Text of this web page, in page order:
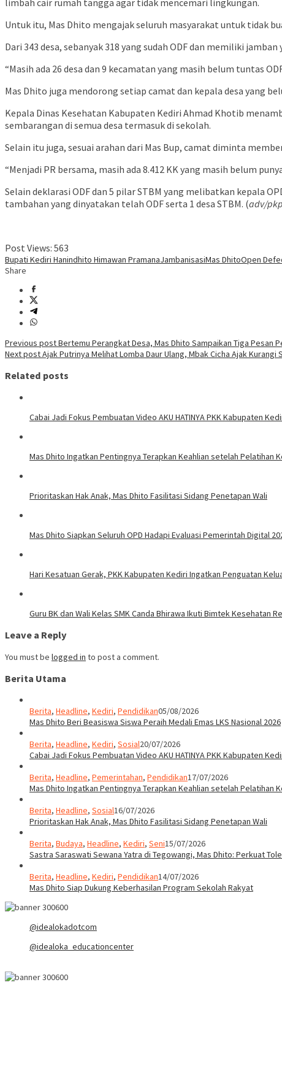
limbah cair rumah tangga agar tidak mencemari lingkungan.
Untuk itu, Mas Dhito mengajak seluruh masyarakat untuk tidak
Dari 343 desa, sebanyak 318 yang sudah ODF dan memiliki
“Masih ada 26 desa dan 9 kecamatan yang masih belum tuntas
Mas Dhito juga mendorong setiap camat dan kepala desa yang
Kepala Dinas Kesehatan Kabupaten Kediri Ahmad Khotib
sembarangan di semua desa termasuk di sekolah.
Selain itu juga, sesuai arahan dari Mas Bup, camat diminta
“Menjadi PR bersama, masih ada 8.412 KK yang masih belum
Selain deklarasi ODF dan 5 pilar STBM yang melibatkan kepala
tambahan yang dinyatakan telah ODF serta 1 desa STBM. (adv/pkp
Post Views: 563
Bupati Kediri Hanindhito Himawan PramanaJambanisasiMas DhitoOpen
Share
Post
navigation
Previous postBertemu Perangkat Desa, Mas Dhito Sampaikan Tiga Pesan
Next postAjak Putrinya Melihat Lomba Daur Ulang, Mbak Cicha Ajak Kurangi
Related posts
Cabai Jadi Fokus Pembuatan Video AKU HATINYA PKK Kabupaten
Mas Dhito Ingatkan Pentingnya Terapkan Keahlian setelah Pelatihan
Prioritaskan Hak Anak, Mas Dhito Fasilitasi Sidang Penetapan Wali
Mas Dhito Siapkan Seluruh OPD Hadapi Evaluasi Pemerintah Digital
Hari Kesatuan Gerak, PKK Kabupaten Kediri Ingatkan Penguatan
Guru BK dan Wali Kelas SMK Canda Bhirawa Ikuti Bimtek Kesehatan
Leave a Reply
You must be logged in to post a comment.
Berita Utama
Berita, Headline, Kediri, Pendidikan05/08/2026
Mas Dhito Beri Beasiswa Siswa Peraih Medali Emas LKS Nasional 2026
Berita, Headline, Kediri, Sosial20/07/2026
Cabai Jadi Fokus Pembuatan Video AKU HATINYA PKK Kabupaten
Berita, Headline, Pemerintahan, Pendidikan17/07/2026
Mas Dhito Ingatkan Pentingnya Terapkan Keahlian setelah Pelatihan
Berita, Headline, Sosial16/07/2026
Prioritaskan Hak Anak, Mas Dhito Fasilitasi Sidang Penetapan Wali
Berita, Budaya, Headline, Kediri, Seni15/07/2026
Sastra Saraswati Sewana Yatra di Tegowangi, Mas Dhito: Perkuat
Berita, Headline, Kediri, Pendidikan14/07/2026
Mas Dhito Siap Dukung Keberhasilan Program Sekolah Rakyat
@idealokadotcom
@idealoka_educationcenter